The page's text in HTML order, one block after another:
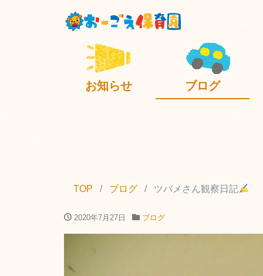
お知らせ ブログ
TOP ブログ ツバメさん観察日記
2020年7月27日 ブログ